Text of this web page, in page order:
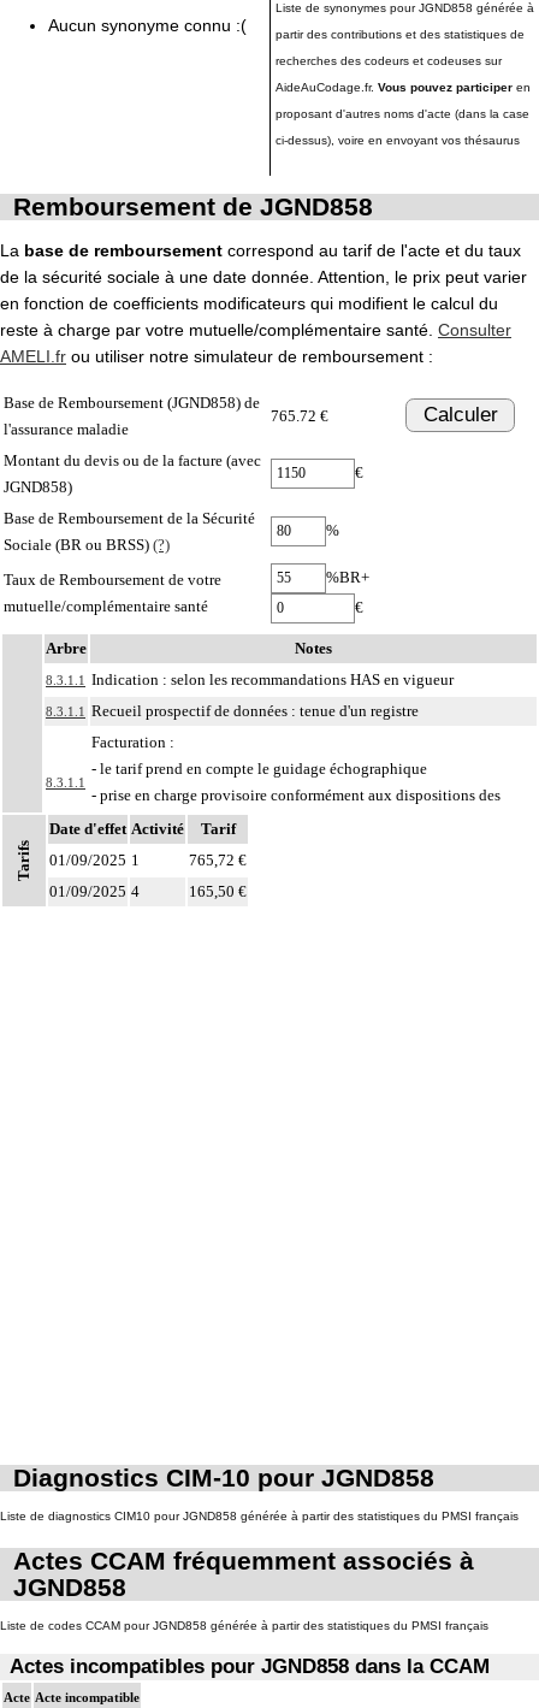
Aucun synonyme connu :(
Liste de synonymes pour JGND858 générée à
partir des contributions et des statistiques de
recherches des codeurs et codeuses sur
AideAuCodage.fr. Vous pouvez participer en
proposant d'autres noms d'acte (dans la case
ci-dessus), voire en envoyant vos thésaurus
Remboursement de JGND858
La base de remboursement correspond au tarif de l'acte et du taux
de la sécurité sociale à une date donnée. Attention, le prix peut varier
en fonction de coefficients modificateurs qui modifient le calcul du
reste à charge par votre mutuelle/complémentaire santé. Consulter
AMELI.fr ou utiliser notre simulateur de remboursement :
Base de Remboursement (JGND858) de
l'assurance maladie
765.72 € Calculer
Montant du devis ou de la facture (avec
JGND858)
€
Base de Remboursement de la Sécurité
Sociale (BR ou BRSS) (?)
%
Taux de Remboursement de votre
mutuelle/complémentaire santé
%BR+
€
Notes
Arbre Notes
8.3.1.1 Indication : selon les recommandations HAS en vigueur
8.3.1.1 Recueil prospectif de données : tenue d'un registre
8.3.1.1
Facturation :
- le tarif prend en compte le guidage échographique
- prise en charge provisoire conformément aux dispositions des
articles L.162-1-7 et D.162-25-1 du code de la sécurité sociale
8 À l'exclusion de : actes concernant la procréation et la grossesse (cf chapitre 09)
Les actes sur la cavité de l'abdomen, par coelioscopie ou par
Tarifs
Date d'effet Activité
Tarif
01/09/2025 1
765,72 €
01/09/2025 4 165,50 €
Diagnostics CIM-10 pour JGND858
Liste de diagnostics CIM10 pour JGND858 générée à partir des statistiques du PMSI français
Actes CCAM fréquemment associés à
JGND858
Liste de codes CCAM pour JGND858 générée à partir des statistiques du PMSI français
Actes incompatibles pour JGND858 dans la CCAM
Acte Acte incompatible